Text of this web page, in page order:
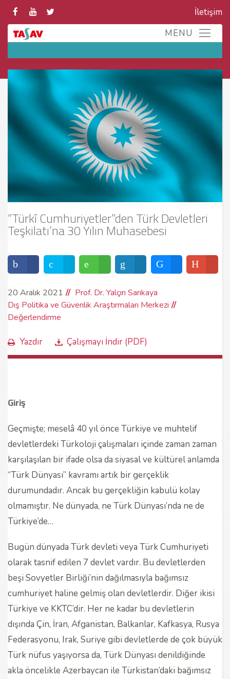
İletişim
“Türkî Cumhuriyetler”den Türk Devletleri
Teşkilatı’na 30 Yılın Muhasebesi
20 Aralık 2021
Prof. Dr. Yalçın Sarıkaya
Dış Politika ve Güvenlik Araştırmaları Merkezi
Değerlendirme
Yazdır Çalışmayı İndir (PDF)
Giriş
Geçmişte; meselâ 40 yıl önce Türkiye ve muhtelif
devletlerdeki Türkoloji çalışmaları içinde zaman zaman
karşılaşılan bir ifade olsa da siyasal ve kültürel anlamda
“Türk Dünyası” kavramı artık bir gerçeklik
durumundadır. Ancak bu gerçekliğin kabulü kolay
olmamıştır. Ne dünyada, ne Türk Dünyası’nda ne de
Türkiye’de…
Bugün dünyada Türk devleti veya Türk Cumhuriyeti
olarak tasnif edilen 7 devlet vardır. Bu devletlerden
beşi Sovyetler Birliği’nin dağılmasıyla bağımsız
cumhuriyet haline gelmiş olan devletlerdir. Diğer ikisi
Türkiye ve KKTC’dir. Her ne kadar bu devletlerin
dışında Çin, İran, Afganistan, Balkanlar, Kafkasya, Rusya
Federasyonu, Irak, Suriye gibi devletlerde de çok büyük
Türk nüfus yaşıyorsa da, Türk Dünyası denildiğinde
akla öncelikle Azerbaycan ile Türkistan’daki bağımsız